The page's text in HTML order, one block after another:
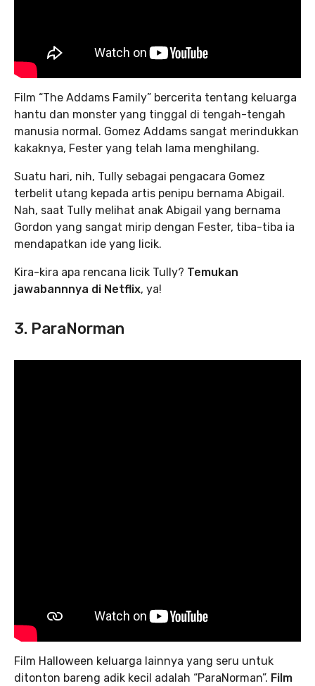
Film “The Addams Family” bercerita tentang keluarga
hantu dan monster yang tinggal di tengah-tengah
manusia normal. Gomez Addams sangat merindukkan
kakaknya, Fester yang telah lama menghilang.
Suatu hari, nih, Tully sebagai pengacara Gomez
terbelit utang kepada artis penipu bernama Abigail.
Nah, saat Tully melihat anak Abigail yang bernama
Gordon yang sangat mirip dengan Fester, tiba-tiba ia
mendapatkan ide yang licik.
Kira-kira apa rencana licik Tully? Temukan
jawabannnya di Netflix, ya!
3. ParaNorman
Film Halloween keluarga lainnya yang seru untuk
ditonton bareng adik kecil adalah “ParaNorman”. Film